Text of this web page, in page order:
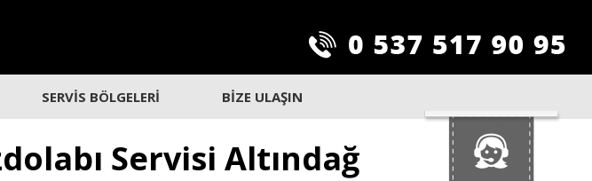
SERVİS BÖLGELERİ BİZE ULAŞIN
Servisi Altındağ